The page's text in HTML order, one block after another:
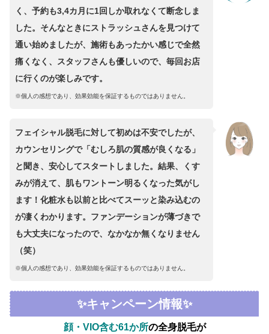
く、予約も3,4カ月に1回しか取れなくて断念しま
した。そんなときにストラッシュさんを見つけて
通い始めましたが、施術もあったかい感じで全然
痛くなく、スタッフさんも優しいので、毎回お店
に行くのが楽しみです。
※個人の感想であり、効果効能を保証するものではありません。
フェイシャル脱毛に対して初めは不安でしたが、
カウンセリングで「むしろ肌の質感が良くなる」
と聞き、安心してスタートしました。結果、くす
みが消えて、肌もワントーン明るくなった気がし
ます！化粧水も以前と比べてスーッと染み込むの
が凄くわかります。ファンデーションが薄づきで
も大丈夫になったので、なかなか無くなりません
（笑）
※個人の感想であり、効果効能を保証するものではありません。
✨キャンペーン情報✨
顔・VIO含む61か所の全身脱毛が